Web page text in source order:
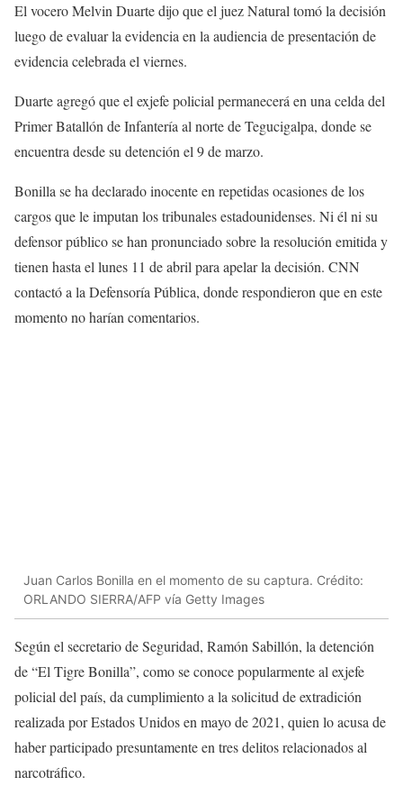
El vocero Melvin Duarte dijo que el juez Natural tomó la decisión
luego de evaluar la evidencia en la audiencia de presentación de
evidencia celebrada el viernes.
Duarte agregó que el exjefe policial permanecerá en una celda del
Primer Batallón de Infantería al norte de Tegucigalpa, donde se
encuentra desde su detención el 9 de marzo.
Bonilla se ha declarado inocente en repetidas ocasiones de los
cargos que le imputan los tribunales estadounidenses. Ni él ni su
defensor público se han pronunciado sobre la resolución emitida y
tienen hasta el lunes 11 de abril para apelar la decisión. CNN
contactó a la Defensoría Pública, donde respondieron que en este
momento no harían comentarios.
Juan Carlos Bonilla en el momento de su captura. Crédito:
ORLANDO SIERRA/AFP vía Getty Images
Según el secretario de Seguridad, Ramón Sabillón, la detención
de “El Tigre Bonilla”, como se conoce popularmente al exjefe
policial del país, da cumplimiento a la solicitud de extradición
realizada por Estados Unidos en mayo de 2021, quien lo acusa de
haber participado presuntamente en tres delitos relacionados al
narcotráfico.